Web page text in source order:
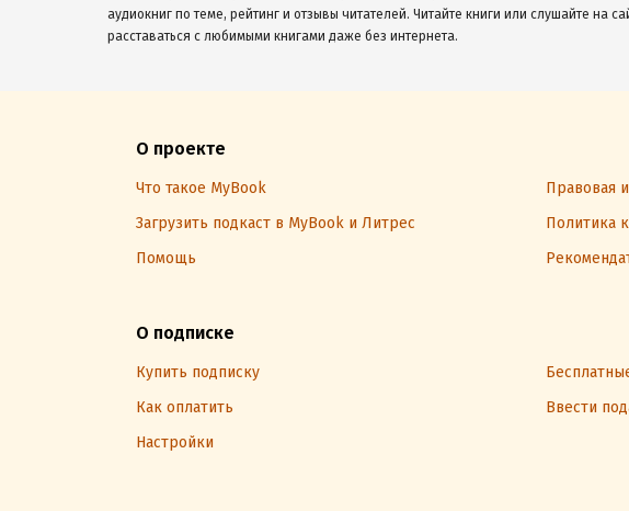
аудиокниг по теме, рейтинг и отзывы читателей. Читайте книги или слушайте на
расставаться с любимыми книгами даже без интернета.
О проекте
Что такое MyBook Правовая
Загрузить подкаст в MyBook и Литрес
Политика
Помощь
О подписке
Купить подписку
Как оплатить
Ввести
Настройки